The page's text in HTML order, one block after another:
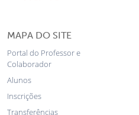
MAPA DO SITE
Portal do Professor e
Colaborador
Alunos
Inscrições
Transferências